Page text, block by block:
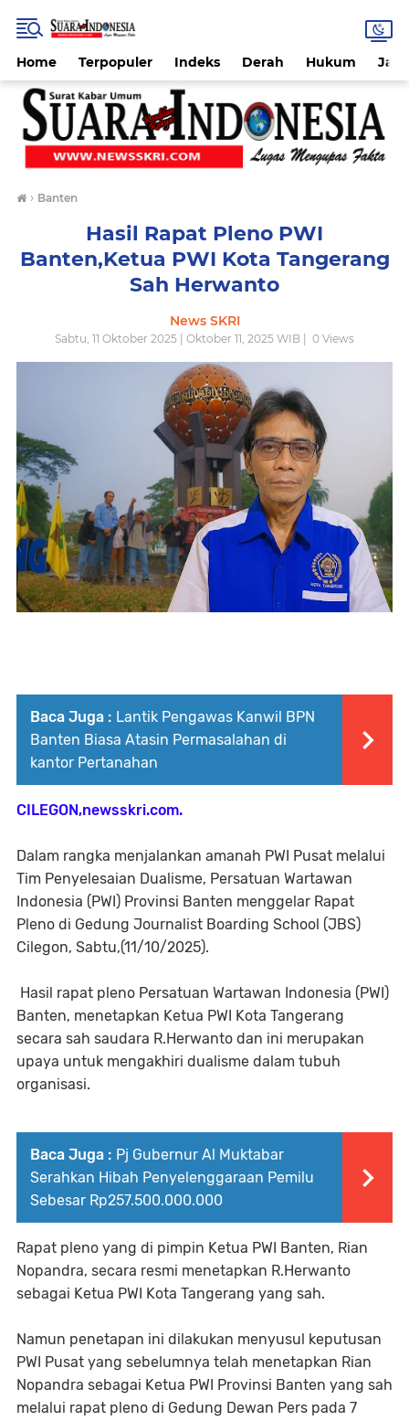
Home Terpopuler Indeks Derah Hukum
› Banten
Hasil Rapat Pleno PWI
Banten,Ketua PWI Kota Tangerang
Sah Herwanto
News SKRI
Sabtu, 11 Oktober 2025 | Oktober 11, 2025 WIB | 0 Views
Baca Juga : Lantik Pengawas Kanwil BPN
Banten Biasa Atasin Permasalahan di
kantor Pertanahan
CILEGON,newsskri.com.
Dalam rangka menjalankan amanah PWI Pusat melalui
Tim Penyelesaian Dualisme, Persatuan Wartawan
Indonesia (PWI) Provinsi Banten menggelar Rapat
Pleno di Gedung Journalist Boarding School (JBS)
Cilegon, Sabtu,(11/10/2025).
Hasil rapat pleno Persatuan Wartawan Indonesia (PWI)
Banten, menetapkan Ketua PWI Kota Tangerang
secara sah saudara R.Herwanto dan ini merupakan
upaya untuk mengakhiri dualisme dalam tubuh
organisasi.
Baca Juga : Pj Gubernur Al Muktabar
Serahkan Hibah Penyelenggaraan Pemilu
Sebesar Rp257.500.000.000
Rapat pleno yang di pimpin Ketua PWI Banten, Rian
Nopandra, secara resmi menetapkan R.Herwanto
sebagai Ketua PWI Kota Tangerang yang sah.
Namun penetapan ini dilakukan menyusul keputusan
PWI Pusat yang sebelumnya telah menetapkan Rian
Nopandra sebagai Ketua PWI Provinsi Banten yang sah
melalui rapat pleno di Gedung Dewan Pers pada 7